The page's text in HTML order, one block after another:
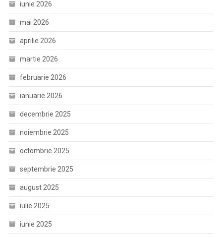
iunie 2026
mai 2026
aprilie 2026
martie 2026
februarie 2026
ianuarie 2026
decembrie 2025
noiembrie 2025
octombrie 2025
septembrie 2025
august 2025
iulie 2025
iunie 2025